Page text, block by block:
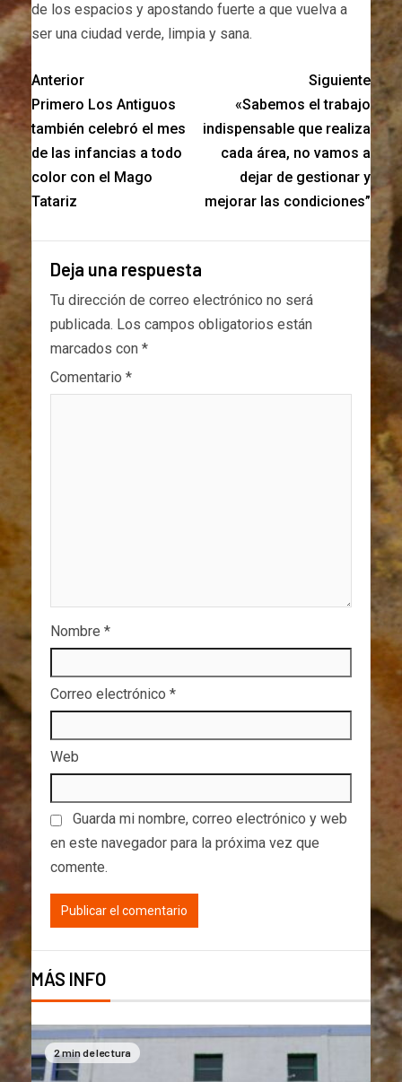
de los espacios y apostando fuerte a que vuelva a
ser una ciudad verde, limpia y sana.
Anterior
Primero Los Antiguos
también celebró el mes
de las infancias a todo
color con el Mago
Tatariz
Siguiente
«Sabemos el trabajo
indispensable que realiza
cada área, no vamos a
dejar de gestionar y
mejorar las condiciones”
Deja una respuesta
Tu dirección de correo electrónico no será
publicada. Los campos obligatorios están
marcados con *
Comentario *
Nombre *
Correo electrónico *
Web
Guarda mi nombre, correo electrónico y web
en este navegador para la próxima vez que
comente.
MÁS INFO
2 min de lectura